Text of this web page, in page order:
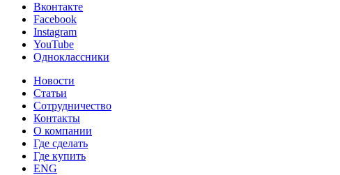
Вконтакте
Facebook
Instagram
YouTube
Одноклассники
Новости
Статьи
Сотрудничество
Контакты
О компании
Где сделать
Где купить
ENG